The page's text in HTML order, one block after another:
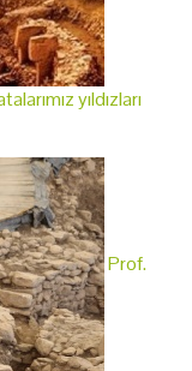
yıldızları
Prof.